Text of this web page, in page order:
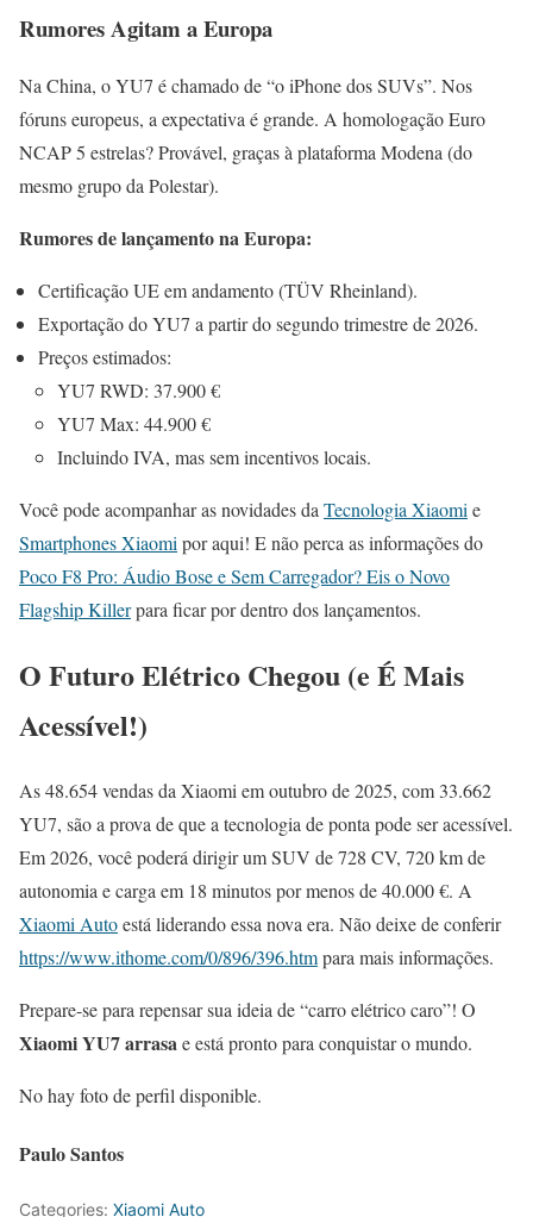
Rumores Agitam a Europa
Na China, o YU7 é chamado de “o iPhone dos SUVs”. Nos
fóruns europeus, a expectativa é grande. A homologação Euro
NCAP 5 estrelas? Provável, graças à plataforma Modena (do
mesmo grupo da Polestar).
Rumores de lançamento na Europa:
Certificação UE em andamento (TÜV Rheinland).
Exportação do YU7 a partir do segundo trimestre de 2026.
Preços estimados:
YU7 RWD: 37.900 €
YU7 Max: 44.900 €
Incluindo IVA, mas sem incentivos locais.
Você pode acompanhar as novidades daTecnologia Xiaomie
Smartphones Xiaomipor aqui! E não perca as informações do
Poco F8 Pro: Áudio Bose e Sem Carregador? Eis o Novo
Flagship Killerpara ficar por dentro dos lançamentos.
O Futuro Elétrico Chegou (e É Mais
Acessível!)
As 48.654 vendas da Xiaomi em outubro de 2025, com 33.662
YU7, são a prova de que a tecnologia de ponta pode ser acessível.
Em 2026, você poderá dirigir um SUV de 728 CV, 720 km de
autonomia e carga em 18 minutos por menos de 40.000 €. A
Xiaomi Autoestá liderando essa nova era. Não deixe de conferir
https://www.ithome.com/0/896/396.htmpara mais informações.
Prepare-se para repensar sua ideia de “carro elétrico caro”! O
Xiaomi YU7 arrasae está pronto para conquistar o mundo.
No hay foto de perfil disponible.
Paulo Santos
Categories: Xiaomi Auto